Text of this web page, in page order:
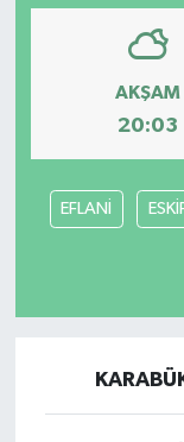
AKŞAM
20:03
EFLANİ